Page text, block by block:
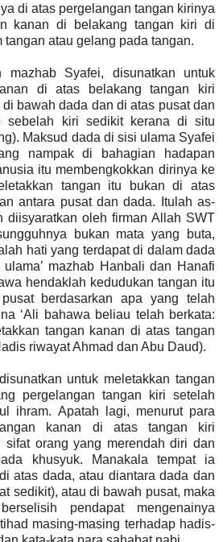
di atas pergelangan tangan kirinya
kanan di belakang tangan kiri di
tangan atau gelang pada tangan.
mazhab Syafei, disunatkan untuk
di atas belakang tangan kiri
bawah dada dan di atas pusat dan
sebelah kiri sedikit kerana di situ
Maksud dada di sisi ulama Syafei
nampak di bahagian hadapan
itu membengkokkan dirinya ke
tangan itu bukan di atas
antara pusat dan dada. Itulah as-
diisyaratkan oleh firman Allah SWT
bukan mata yang buta,
hati yang terdapat di dalam dada
mazhab Hanbali dan Hanafi
hendaklah kedudukan tangan itu
berdasarkan apa yang telah
‘Ali bahawa beliau telah berkata:
tangan kanan di atas tangan
riwayat Ahmad dan Abu Daud).
untuk meletakkan tangan
pergelangan tangan kiri setelah
ihram. Apatah lagi, menurut para
kanan di atas tangan kiri
sifat orang yang merendah diri dan
khusyuk. Manakala tempat ia
atas dada, atau diantara dada dan
sedikit), atau di bawah pusat, maka
pendapat mengenainya
masing-masing terhadap hadis-